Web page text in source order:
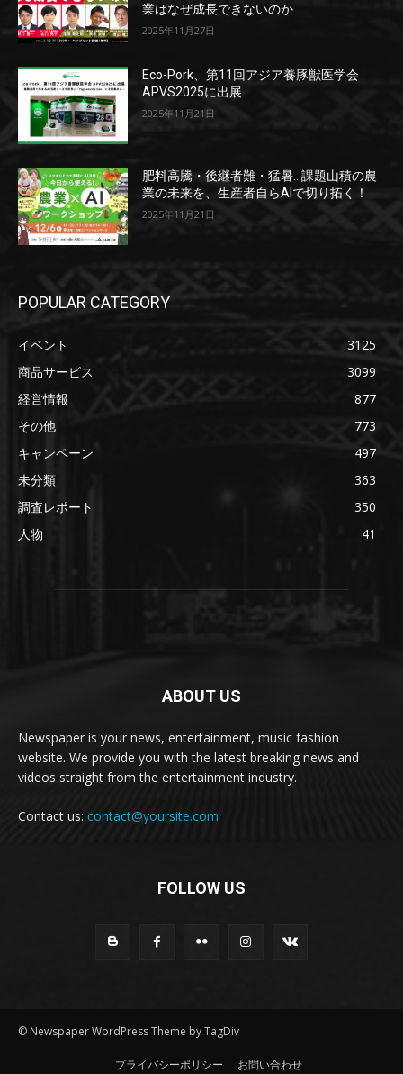
業はなぜ成長できないのか
2025年11月27日
Eco-Pork、第11回アジア養豚獣医学会
APVS2025に出展
2025年11月21日
肥料高騰・後継者難・猛暑…課題山積の農
業の未来を、生産者自らAIで切り拓く！
2025年11月21日
POPULAR CATEGORY
イベント
3125
商品サービス
3099
経営情報
877
その他
773
キャンペーン
497
未分類
363
調査レポート
350
人物
41
ABOUT US
Newspaper is your news, entertainment, music fashion
website. We provide you with the latest breaking news and
videos straight from the entertainment industry.
Contact us: contact@yoursite.com
FOLLOW US
© Newspaper WordPress Theme by TagDiv
プライバシーポリシー お問い合わせ